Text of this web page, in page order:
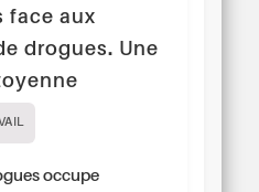
face aux
drogues. Une
occupe